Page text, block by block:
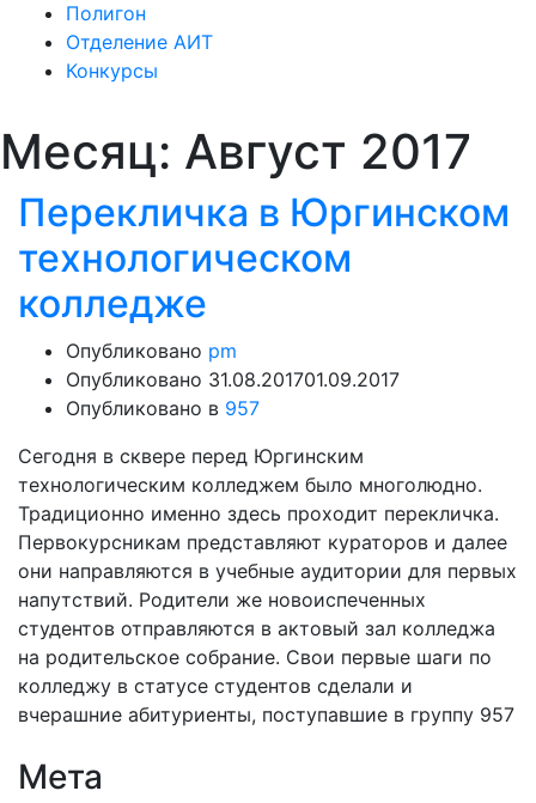
Полигон
Отделение АИТ
Конкурсы
Месяц: Август 2017
Перекличка в Юргинском
технологическом
колледже
Опубликовано pm
Опубликовано 31.08.201701.09.2017
Опубликовано в 957
Сегодня в сквере перед Юргинским
технологическим колледжем было многолюдно.
Традиционно именно здесь проходит перекличка.
Первокурсникам представляют кураторов и далее
они направляются в учебные аудитории для первых
напутствий. Родители же новоиспеченных
студентов отправляются в актовый зал колледжа
на родительское собрание. Свои первые шаги по
колледжу в статусе студентов сделали и
вчерашние абитуриенты, поступавшие в группу 957
Мета